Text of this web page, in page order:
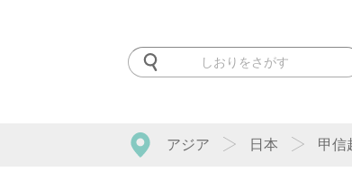
アジア 日本 甲信